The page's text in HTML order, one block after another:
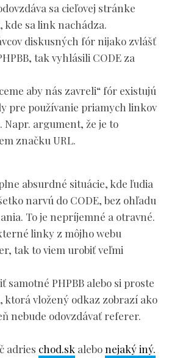
sa cieľovej stránke
kde sa link nachádza.
diskusných fór nijako zvlášť
tak vyhlásili CODE za
aby nás zavreli“ fór existujú
pre používanie priamych linkov
argument, že je to
značku URL.
absurdné situácie, kde ľudia
narvú do CODE, bez ohľadu
To je nepríjemné a otravné.
linky z môjho webu
tak to viem urobiť veľmi
samotné PHPBB alebo si proste
ktorá vložený odkaz zobrazí ako
nebude odovzdávať referer.
adries chod.sk alebonejaký iný.